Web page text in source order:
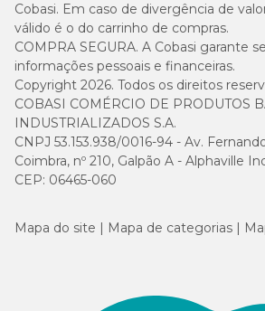
Cobasi. Em caso de divergência de
válido é o do carrinho de compras.
COMPRA SEGURA. A Cobasi garante
informações pessoais e financeiras.
Copyright 2026. Todos os direitos
COBASI COMÉRCIO DE PRODUTOS
INDUSTRIALIZADOS S.A.
CNPJ 53.153.938/0016-94 - Av.
Coimbra, nº 210, Galpão A - Alphaville
CEP: 06465-060
Mapa do site Mapa de categorias